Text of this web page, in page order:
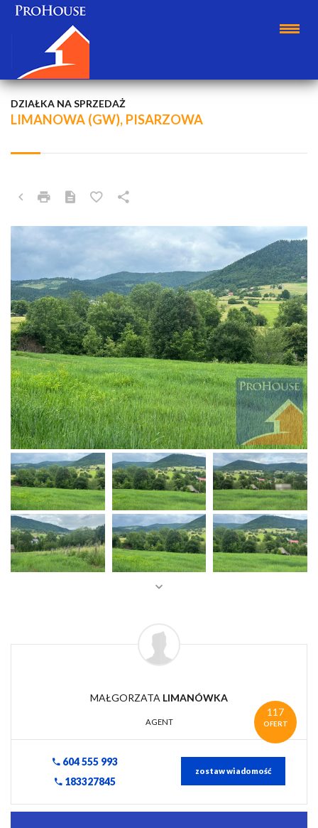
LIMANOWA (GW), PISARZOWA
DZIAŁKA NA SPRZEDAŻ
117
OFERT
MAŁGORZATA LIMANÓWKA
AGENT
604 555 993
183327845
zostaw wiadomość